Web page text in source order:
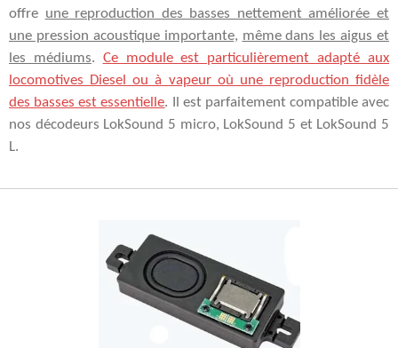
offre une reproduction des basses nettement améliorée et
une pression acoustique importante, même dans les aigus et
les médiums. Ce module est particulièrement adapté aux
locomotives Diesel ou à vapeur où une reproduction fidèle
des basses est essentielle. Il est parfaitement compatible avec
nos décodeurs LokSound 5 micro, LokSound 5 et LokSound 5
L.